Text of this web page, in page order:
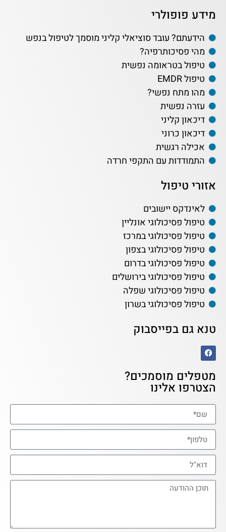
מידע פופולרי
הידעתם? עובד סוציאלי קליני מוסמך לטיפול בנפש
מהי פסיכותרפיה?
טיפול בטראומה נפשית
טיפול EMDR
מהו מתח נפשי?
עזרה נפשית
דיכאון קליני
דיכאון כרוני
אכילה רגשית
התמודדות עם התקפי חרדה
אזורי טיפול
לאינדקס יישובים
טיפול פסיכולוגי אונליין
טיפול פסיכולוגי במרכז
טיפול פסיכולוגי בצפון
טיפול פסיכולוגי בדרום
טיפול פסיכולוגי בירושלים
טיפול פסיכולוגי שפלה
טיפול פסיכולוגי בשרון
טנא גם בפייסבוק
מטפלים מוסמכים?
הצטרפו אלינו